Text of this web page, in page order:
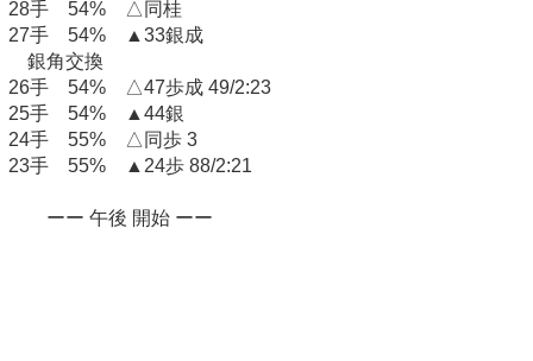
28手 54% △同桂
27手 54% ▲33銀成
銀角交換
26手 54% △47歩成 49/2:23
25手 54% ▲44銀
24手 55% △同歩 3
23手 55% ▲24歩 88/2:21
ーー 午後 開始 ーー